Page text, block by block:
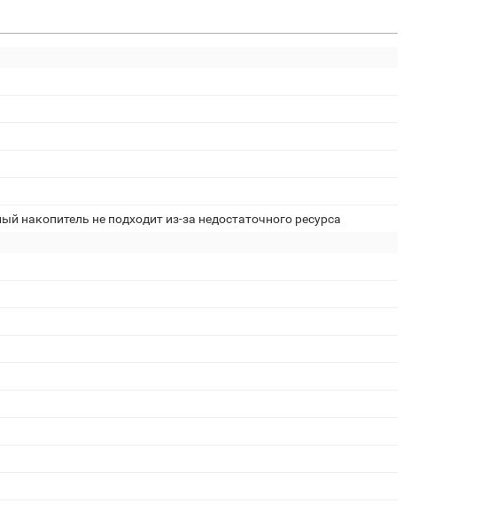
накопитель не подходит из-за недостаточного ресурса